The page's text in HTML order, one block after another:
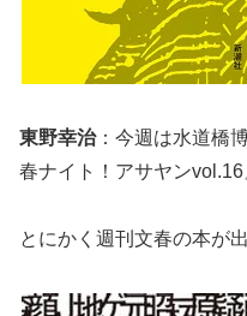
東野幸治：今週は水道橋
春ナイト！アサヤンvol.16
とにかく週刊文春の本が